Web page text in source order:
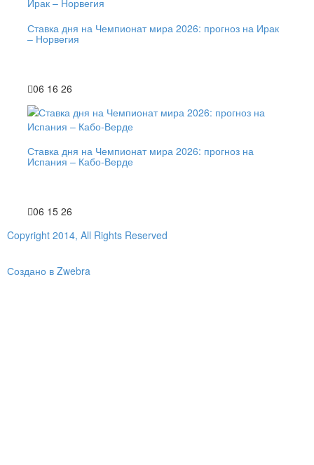
Ставка дня на Чемпионат мира 2026: прогноз на Ирак
– Норвегия
06 16 26
Ставка дня на Чемпионат мира 2026: прогноз на
Испания – Кабо-Верде
06 15 26
Copyright 2014, All Rights Reserved
Создано в Zwebra